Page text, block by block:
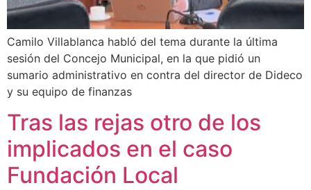
Camilo Villablanca habló del tema durante la última
sesión del Concejo Municipal, en la que pidió un
sumario administrativo en contra del director de Dideco
y su equipo de finanzas
Tras las rejas otro de los
implicados en el caso
Fundación Local